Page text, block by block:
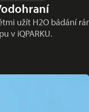
užít H2O bádání
v iQPARKU.